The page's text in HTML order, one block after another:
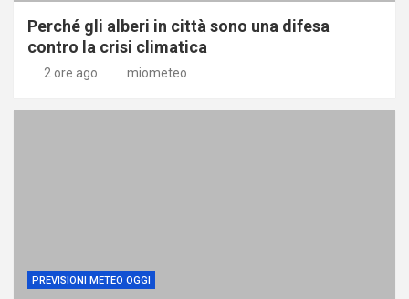
Perché gli alberi in città sono una difesa
contro la crisi climatica
2 ore ago miometeo
PREVISIONI METEO OGGI